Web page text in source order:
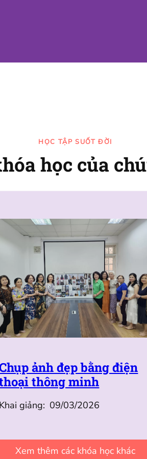
HỌC TẬP SUỐT ĐỜI
học của
ảnh đẹp bằng điện
thông minh
giảng: 09/03/2026
Xem thêm các khóa học khác